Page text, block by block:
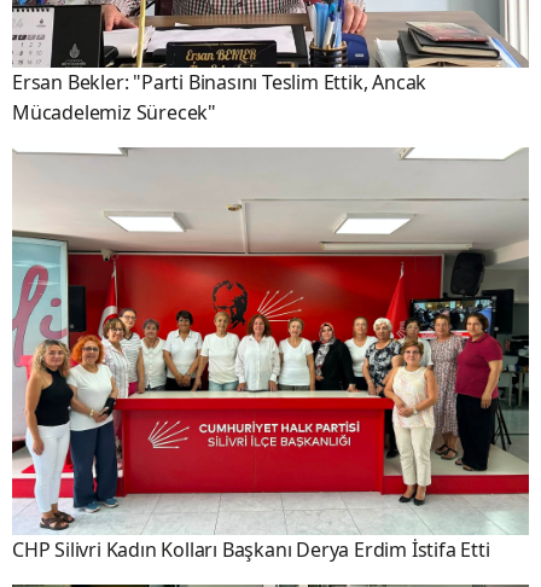
Ersan Bekler: "Parti Binasını Teslim Ettik, Ancak
Mücadelemiz Sürecek"
CHP Silivri Kadın Kolları Başkanı Derya Erdim İstifa Etti